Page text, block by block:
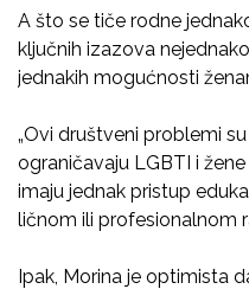
A što se tiče rodne
ključnih izazova
jednakih mogućnosti
„Ovi društveni problemi
ograničavaju LGBTI i
imaju jednak pristup
ličnom ili profesionalnom
Ipak, Morina je optimista